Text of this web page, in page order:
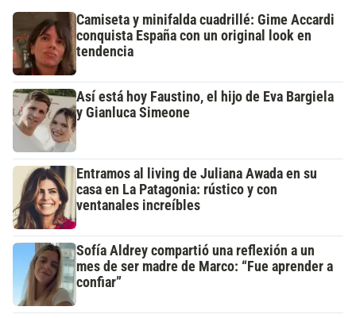
Camiseta y minifalda cuadrillé: Gime Accardi
conquista España con un original look en
tendencia
Así está hoy Faustino, el hijo de Eva Bargiela
y Gianluca Simeone
Entramos al living de Juliana Awada en su
casa en La Patagonia: rústico y con
ventanales increíbles
Sofía Aldrey compartió una reflexión a un
mes de ser madre de Marco: “Fue aprender a
confiar”